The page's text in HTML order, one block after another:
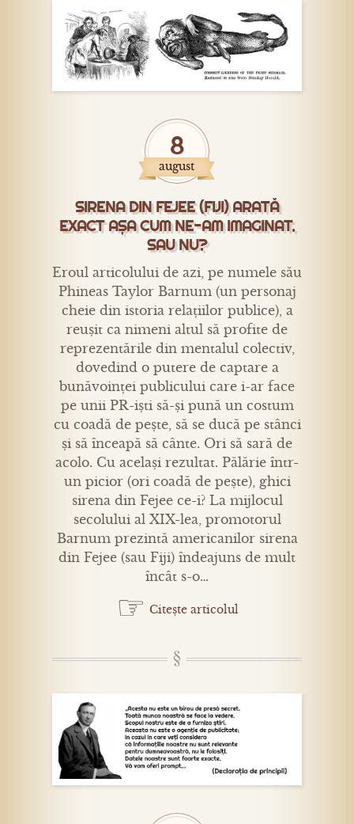
8
august
SIRENA DIN FEJEE (FIJI) ARATĂ
EXACT AȘA CUM NE-AM IMAGINAT.
SAU NU?
Eroul articolului de azi, pe numele său
Phineas Taylor Barnum (un personaj
cheie din istoria relațiilor publice), a
reușit ca nimeni altul să profite de
reprezentările din mentalul colectiv,
dovedind o putere de captare a
bunăvoinței publicului care i-ar face
pe unii PR-iști să-și pună un costum
cu coadă de pește, să se ducă pe stânci
și să înceapă să cânte. Ori să sară de
acolo. Cu același rezultat. Pălărie într-
un picior (ori coadă de pește), ghici
sirena din Fejee ce-i? La mijlocul
secolului al XIX-lea, promotorul
Barnum prezintă americanilor sirena
din Fejee (sau Fiji) îndeajuns de mult
încât s-o…
☞ Citește articolul